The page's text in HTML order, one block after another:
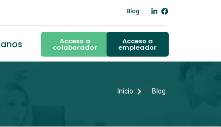
Blog
Acceso a
colaborador
Acceso a
empleador
Inicio Blog